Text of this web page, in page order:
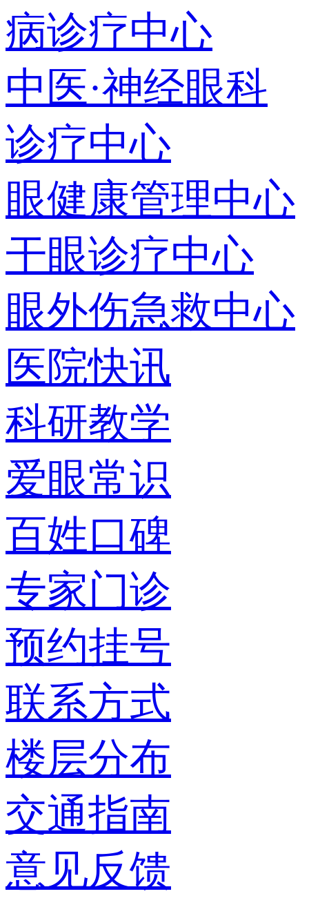
病诊疗中心
中医·神经眼科
诊疗中心
眼健康管理中心
干眼诊疗中心
眼外伤急救中心
医院快讯
科研教学
爱眼常识
百姓口碑
专家门诊
预约挂号
联系方式
楼层分布
交通指南
意见反馈